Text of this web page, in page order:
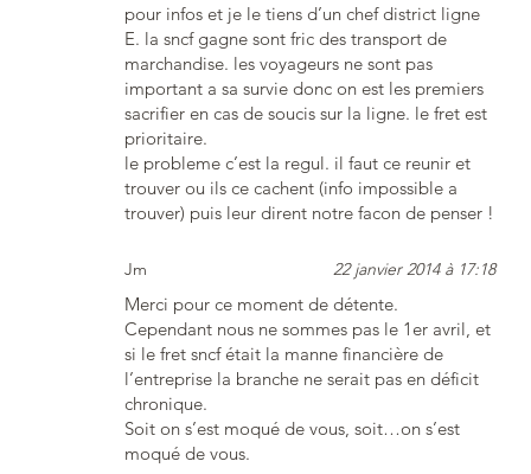
pour infos et je le tiens d’un chef district ligne
E. la sncf gagne sont fric des transport de
marchandise. les voyageurs ne sont pas
important a sa survie donc on est les premiers
sacrifier en cas de soucis sur la ligne. le fret est
prioritaire.
le probleme c’est la regul. il faut ce reunir et
trouver ou ils ce cachent (info impossible a
trouver) puis leur dirent notre facon de penser !
Jm 22 janvier 2014 à 17:18
Merci pour ce moment de détente.
Cependant nous ne sommes pas le 1er avril, et
si le fret sncf était la manne financière de
l’entreprise la branche ne serait pas en déficit
chronique.
Soit on s’est moqué de vous, soit…on s’est
moqué de vous.